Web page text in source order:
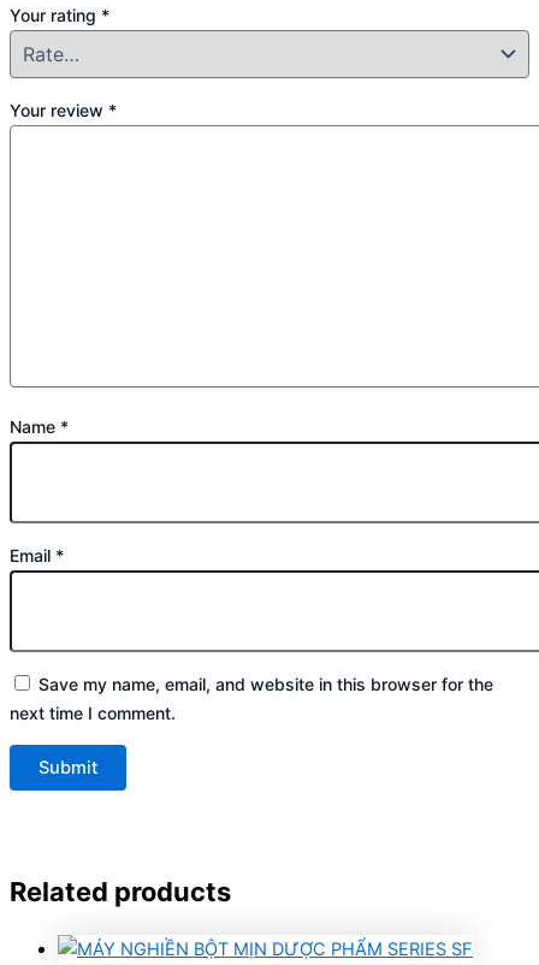
Your rating *
Your review *
Name *
Email *
Save my name, email, and website in this browser for the
next time I comment.
Related products